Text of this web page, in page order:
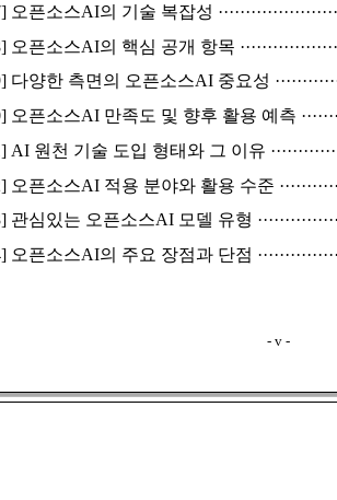
- v -
오픈소스AI의 기술 복잡성
오픈소스AI의 핵심 공개 항목
다양한 측면의 오픈소스AI 중요성
오픈소스AI 만족도 및 향후 활용 예측
AI 원천 기술 도입 형태와 그 이유
오픈소스AI 적용 분야와 활용 수준
관심있는 오픈소스AI 모델 유형
오픈소스AI의 주요 장점과 단점